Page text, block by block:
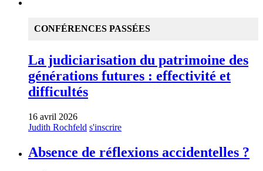
CONFÉRENCES PASSÉES
La judiciarisation du patrimoine des
générations futures : effectivité et
difficultés
16 avril 2026
Judith Rochfeld s'inscrire
Absence de réflexions accidentelles ?